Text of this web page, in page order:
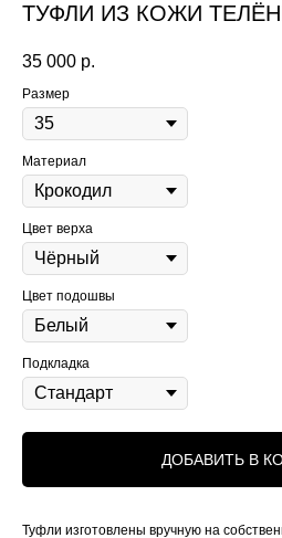
ТУФЛИ ИЗ КОЖИ
35 000 р.
Размер
Материал
Цвет верха
Цвет подошвы
Подкладка
ДОБАВИТЬ В
Туфли изготовлены вручную на